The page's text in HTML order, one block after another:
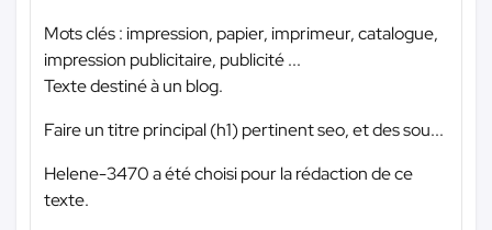
Mots clés : impression, papier, imprimeur, catalogue,
impression publicitaire, publicité ...
Texte destiné à un blog.
Faire un titre principal (h1) pertinent seo, et des sou...
Helene-3470 a été choisi pour la rédaction de ce
texte.